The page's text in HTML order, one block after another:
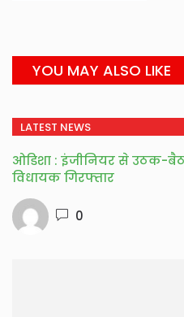
YOU MAY ALSO LIKE
LATEST NEWS
ओडिशा : इंजीनियर से उठक-
विधायक गिरफ्तार
0